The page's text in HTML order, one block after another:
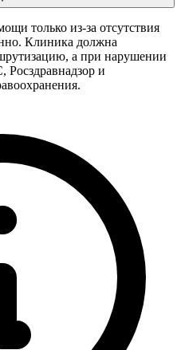
только из-за отсутствия
Клиника должна
а при нарушении
и